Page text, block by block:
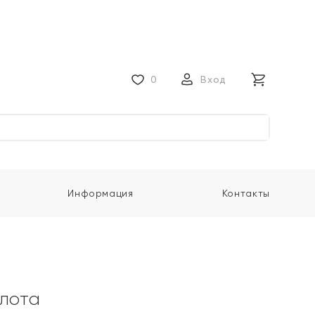
0 Вход
Информация Контакты